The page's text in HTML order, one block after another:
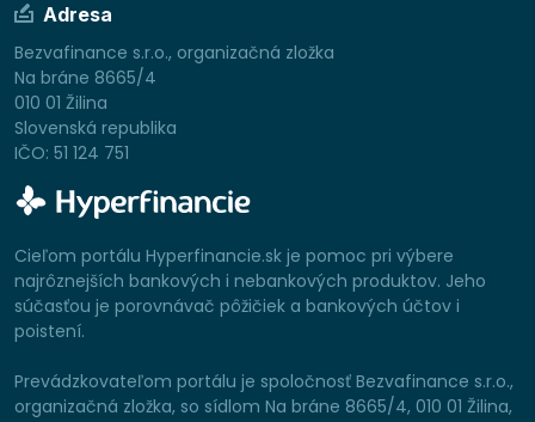
Adresa
Bezvafinance s.r.o., organizačná zložka
Na bráne 8665/4
010 01 Žilina
Slovenská republika
IČO: 51 124 751
Cieľom portálu Hyperfinancie.sk je pomoc pri výbere
najrôznejších bankových i nebankových produktov. Jeho
súčasťou je porovnávač pôžičiek a bankových účtov i
poistení.
Prevádzkovateľom portálu je spoločnosť Bezvafinance s.r.o.,
organizačná zložka, so sídlom Na bráne 8665/4, 010 01 Žilina,